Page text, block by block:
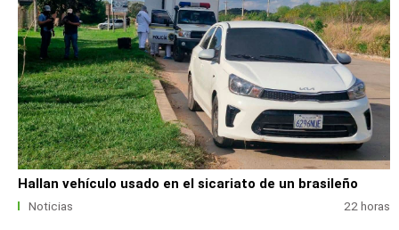
Hallan vehículo usado en el sicariato de un brasileño
Noticias 22 horas